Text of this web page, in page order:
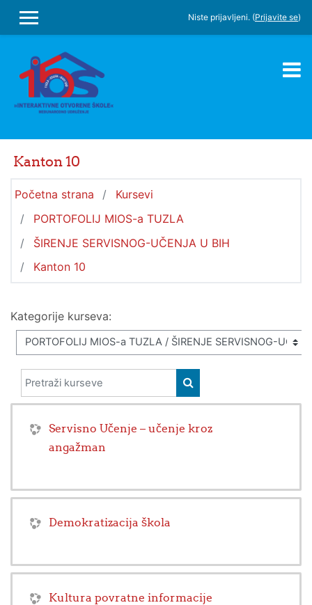
SIDE PANEL
Niste prijavljeni. (Prijavite se)
Kanton 10
Početna strana
Kursevi
PORTOFOLIJ MIOS-a TUZLA
ŠIRENJE SERVISNOG-UČENJA U BIH
Kanton 10
Kategorije kurseva:
Pretraži kurseve
PRETRAŽI KURSEVE
Servisno Učenje – učenje kroz
angažman
Demokratizacija škola
Kultura povratne informacije